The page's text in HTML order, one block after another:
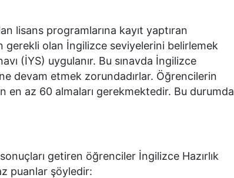
lisans programlarına kayıt yaptıran
gerekli olan İngilizce seviyelerini belirlemek
(İYS) uygulanır. Bu sınavda İngilizce
devam etmek zorundadırlar. Öğrencilerin
en az 60 almaları gerekmektedir. Bu durumda
getiren öğrenciler İngilizce Hazırlık
puanlar şöyledir: